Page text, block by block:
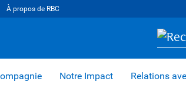
À propos de RBC
Notre Impact Relations